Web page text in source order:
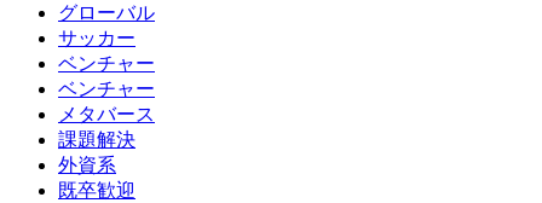
グローバル
サッカー
ベンチャー
ベンチャー
メタバース
課題解決
外資系
既卒歓迎